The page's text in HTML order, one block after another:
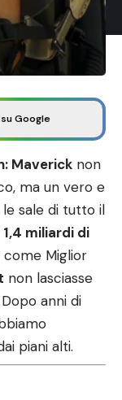
Google
Maverick non
ma un vero e
sale di tutto il
1,4 miliardi di
come Miglior
non lasciasse
anni di
piani alti.